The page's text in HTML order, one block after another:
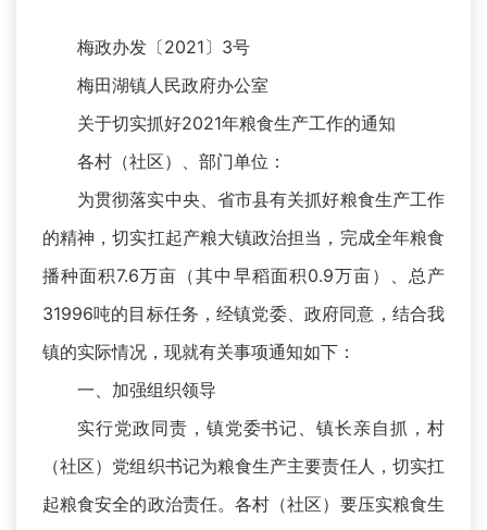
梅政办发〔2021〕3号
梅田湖镇人民政府办公室
关于切实抓好2021年粮食生产工作的通知
各村（社区）、部门单位：
为贯彻落实中央、省市县有关抓好粮食生产工作
的精神，切实扛起产粮大镇政治担当，完成全年粮食
播种面积7.6万亩（其中早稻面积0.9万亩）、总产
31996吨的目标任务，经镇党委、政府同意，结合我
镇的实际情况，现就有关事项通知如下：
一、加强组织领导
实行党政同责，镇党委书记、镇长亲自抓，村
（社区）党组织书记为粮食生产主要责任人，切实扛
起粮食安全的政治责任。各村（社区）要压实粮食生